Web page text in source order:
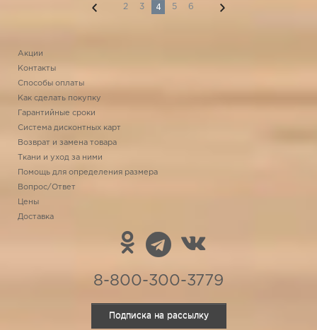
2 3 4 5 6
Акции
Контакты
Способы оплаты
Как сделать покупку
Гарантийные сроки
Система дисконтных карт
Возврат и замена товара
Ткани и уход за ними
Помощь для определения размера
Вопрос/Ответ
Цены
Доставка
8-800-300-3779
Подписка на рассылку